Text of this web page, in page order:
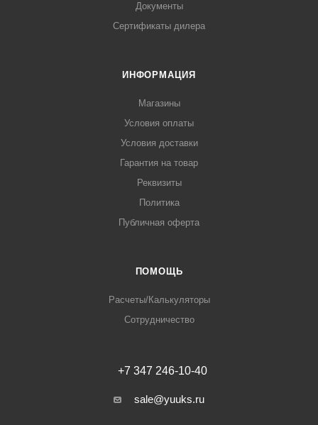
Документы
Сертификаты дилера
ИНФОРМАЦИЯ
Магазины
Условия оплаты
Условия доставки
Гарантия на товар
Реквизиты
Политика
Публичная оферта
ПОМОЩЬ
Расчеты/Калькуляторы
Сотрудничество
+7 347 246-10-40
sale@yuuks.ru